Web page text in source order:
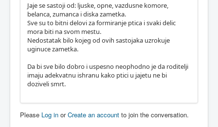
Jaje se sastoji od: ljuske, opne, vazdusne komore,
belanca, zumanca i diska zametka.
Sve su to bitni delovi za formiranje ptica i svaki delic
mora biti na svom mestu.
Nedostatak bilo kojeg od ovih sastojaka uzrokuje
uginuce zametka.
Da bi sve bilo dobro i uspesno neophodno je da roditelji
imaju adekvatnu ishranu kako ptici u jajetu ne bi
doziveli smrt.
Please Log in orCreate an account to join the conversation.